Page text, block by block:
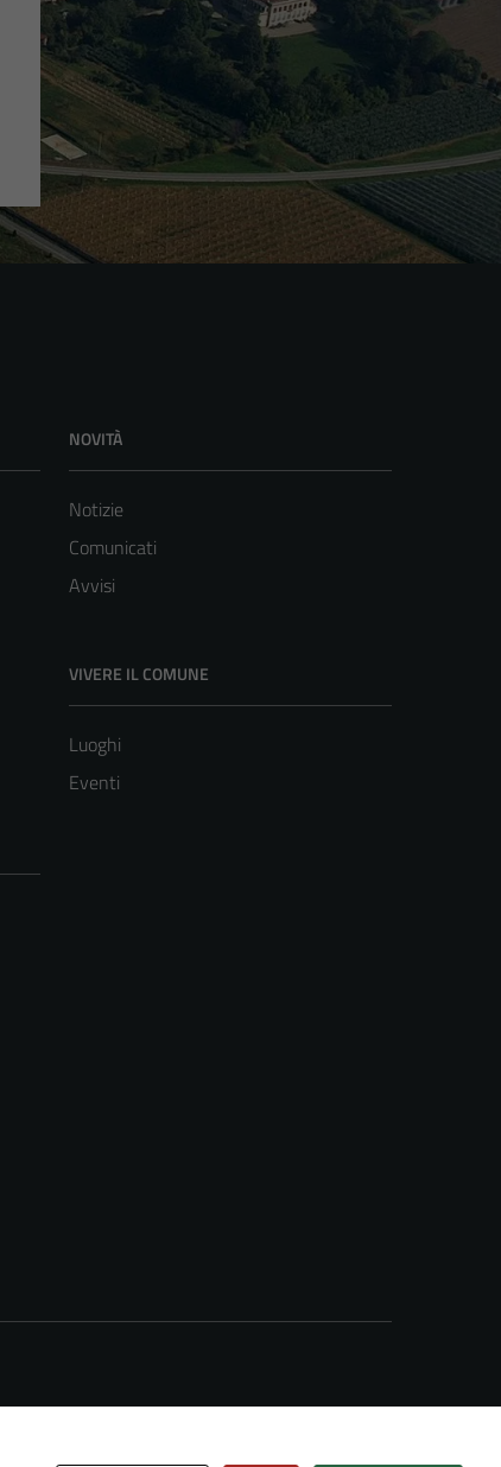
NOVITÀ
Notizie
Comunicati
Avvisi
VIVERE IL COMUNE
Luoghi
Eventi